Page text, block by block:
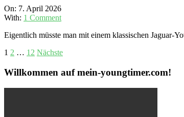
2026-
04-
On: 7. April 2026
With: 1 Comment
Eigentlich müsste man mit einem klassischen Jaguar-
Seitennummerierung
der
1 2 … 12 Nächste
Willkommen auf mein-youngtimer.com!